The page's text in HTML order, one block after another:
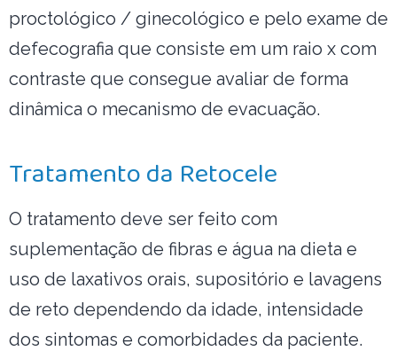
proctológico / ginecológico e pelo exame de
defecografia que consiste em um raio x com
contraste que consegue avaliar de forma
dinâmica o mecanismo de evacuação.
Tratamento da Retocele
O tratamento deve ser feito com
suplementação de fibras e água na dieta e
uso de laxativos orais, supositório e lavagens
de reto dependendo da idade, intensidade
dos sintomas e comorbidades da paciente.